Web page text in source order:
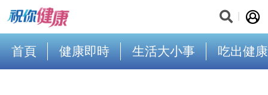
首頁 健康即時 生活大小事 吃出健康